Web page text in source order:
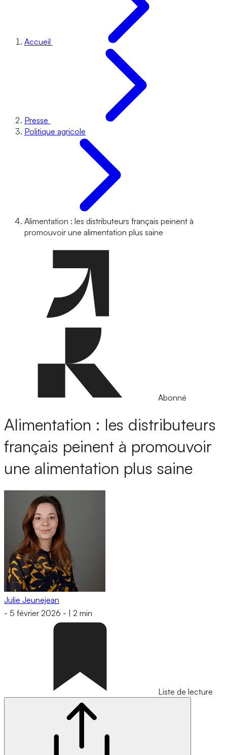
Accueil
Presse
Politique agricole
Alimentation : les distributeurs français peinent à
promouvoir une alimentation plus saine
Abonné
Alimentation : les distributeurs
français peinent à promouvoir
une alimentation plus saine
Julie Jeunejean
- 5 février 2026 - 2 min
Liste de lecture